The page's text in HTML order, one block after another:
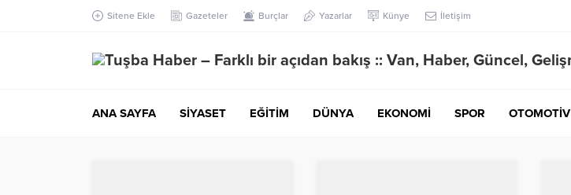
Sitene Ekle Gazeteler Burçlar Yazarlar Künye İletişim
ANA SAYFA SİYASET EĞİTİM DÜNYA EKONOMİ SPOR OTOMOTİV